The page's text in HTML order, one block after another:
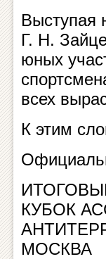
Выступая
Г. Н.
юных
всех
К этим
КУБОК
МОСКВА